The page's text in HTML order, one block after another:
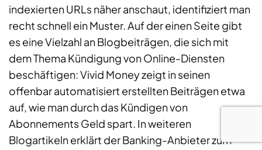
indexierten URLs näher anschaut, identifiziert man
recht schnell ein Muster. Auf der einen Seite gibt
es eine Vielzahl an Blogbeiträgen, die sich mit
dem Thema Kündigung von Online-Diensten
beschäftigen: Vivid Money zeigt in seinen
offenbar automatisiert erstellten Beiträgen etwa
auf, wie man durch das Kündigen von
Abonnements Geld spart. In weiteren
Blogartikeln erklärt der Banking-Anbieter zum